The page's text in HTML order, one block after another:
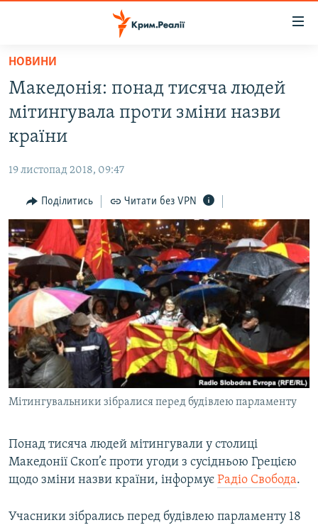
Перейти
основного
матеріалу
Перейти
до
основної
Перейти
до
пошуку
ВОДА.КРИМ
ВІДЕО ТА ФОТО
БЛОГИ
ПОГЛЯД
ІНТЕРВ'Ю
ВСЕ ЗА ДЕНЬ
СПЕЦПРОЕКТИ
ДЕПОРТАЦІЯ
ВІДЕОУРОКИ «ELIFBE»
СВІДЧЕННЯ ОКУПАЦІЇ
УКРАЇНСЬКА ПРОБЛЕМА КРИМУ
ІНФОГРАФІКА
ЯК ОБІЙТИ БЛОКУВАННЯ
Русский
Qırımtatar
ДОЛУЧАЙСЯ!
Усі сайти RFE/RL
НОВИНИ
Македонія: понад тисяча людей
мітингувала проти зміни назви
країни
19 листопад 2018, 09:47
Поділитись Читати без VPN
Мітингувальники зібралися перед будівлею парламенту
Понад тисяча людей мітингували у столиці
Македонії Скоп’є проти угоди з сусідньою Грецією
щодо зміни назви країни, інформує Радіо Свобода.
Учасники зібрались перед будівлею парламенту 18